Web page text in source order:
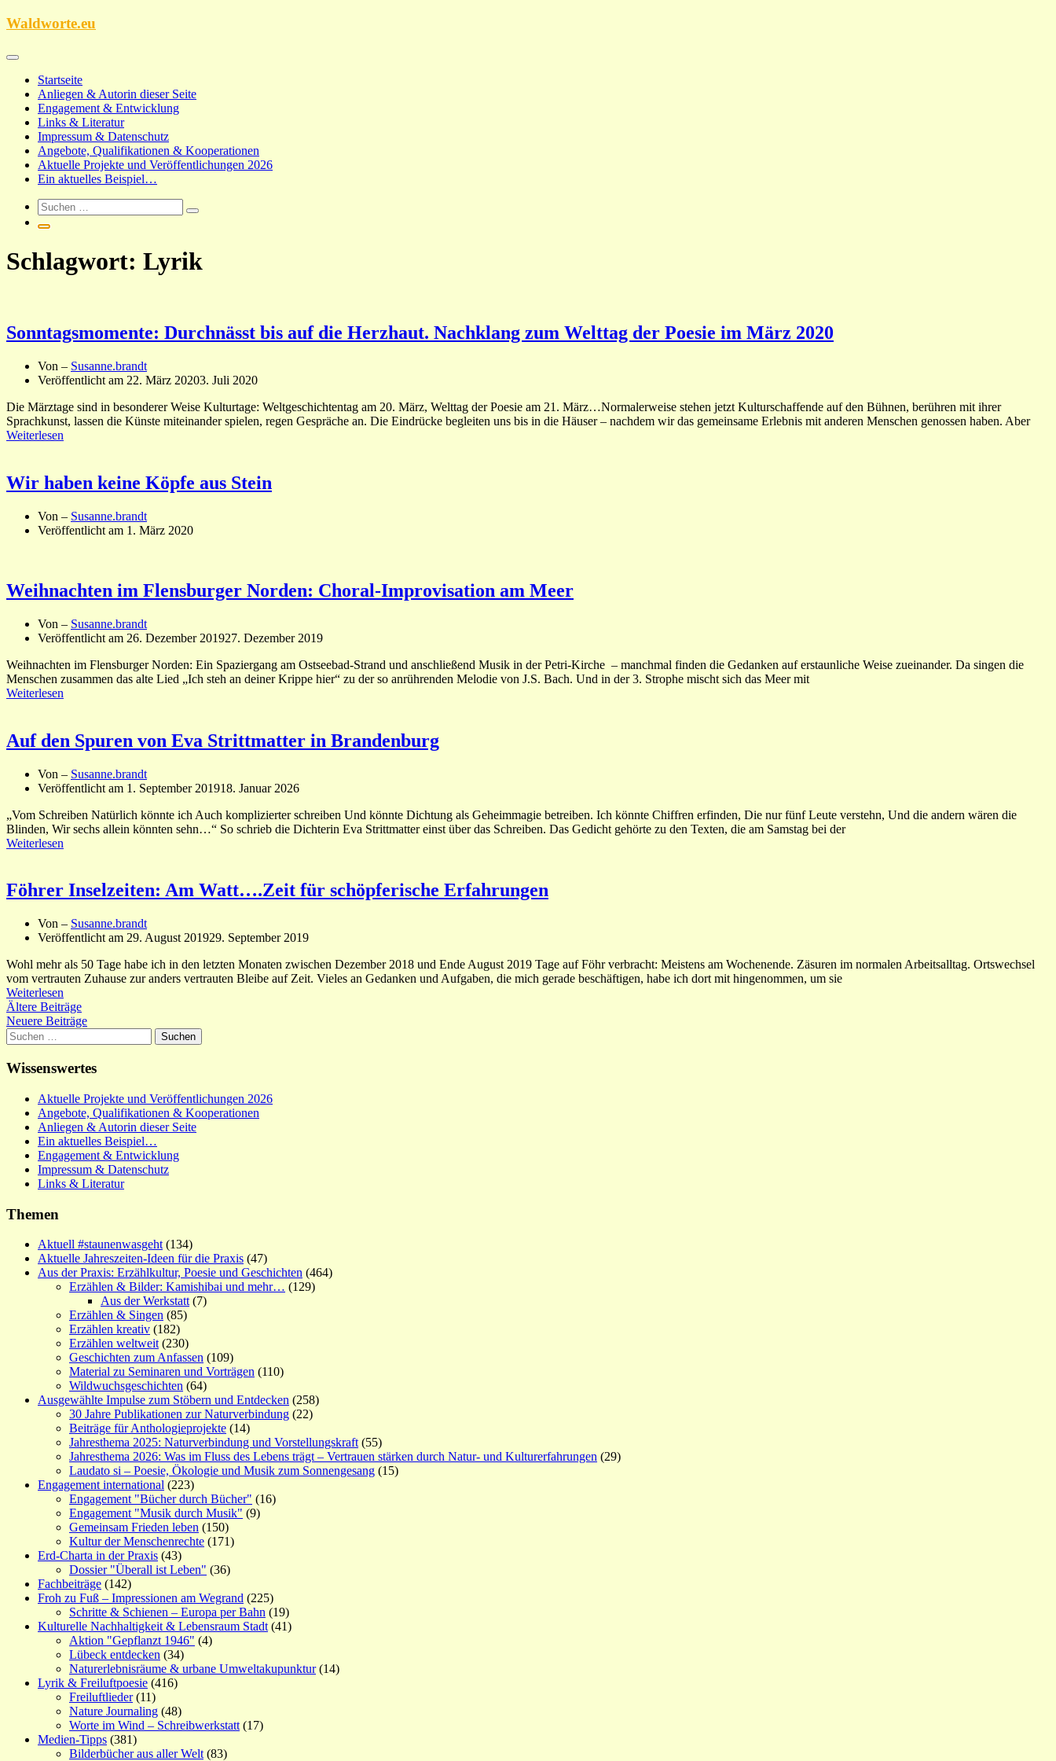
Zum
Waldworte.eu
Startseite
Anliegen & Autorin dieser Seite
Engagement & Entwicklung
Links & Literatur
Impressum & Datenschutz
Angebote, Qualifikationen & Kooperationen
Aktuelle Projekte und Veröffentlichungen 2026
Ein aktuelles Beispiel…
Schlagwort: Lyrik
Sonntagsmomente: Durchnässt bis auf die Herzhaut. Nachklang zum Welttag der Poesie im März 2020
Von – Susanne.brandt
Veröffentlicht am 22. März 20203. Juli 2020
Die Märztage sind in besonderer Weise Kulturtage: Weltgeschichtentag am 20. März, Welttag der Poesie am 21. März…Normalerweise stehen jetzt Kulturschaffende auf den Bühnen, berühren mit ihrer
Sprachkunst, lassen die Künste miteinander spielen, regen Gespräche an. Die Eindrücke begleiten uns bis in die Häuser – nachdem wir das gemeinsame Erlebnis mit anderen Menschen genossen haben. Aber
Weiterlesen
Wir haben keine Köpfe aus Stein
Von – Susanne.brandt
Veröffentlicht am 1. März 2020
Weihnachten im Flensburger Norden: Choral-Improvisation am Meer
Von – Susanne.brandt
Veröffentlicht am 26. Dezember 201927. Dezember 2019
Weihnachten im Flensburger Norden: Ein Spaziergang am Ostseebad-Strand und anschließend Musik in der Petri-Kirche – manchmal finden die Gedanken auf erstaunliche Weise zueinander. Da singen die
Menschen zusammen das alte Lied „Ich steh an deiner Krippe hier“ zu der so anrührenden Melodie von J.S. Bach. Und in der 3. Strophe mischt sich das Meer mit
Weiterlesen
Auf den Spuren von Eva Strittmatter in Brandenburg
Von – Susanne.brandt
Veröffentlicht am 1. September 201918. Januar 2026
„Vom Schreiben Natürlich könnte ich Auch komplizierter schreiben Und könnte Dichtung als Geheimmagie betreiben. Ich könnte Chiffren erfinden, Die nur fünf Leute verstehn, Und die andern wären die
Blinden, Wir sechs allein könnten sehn…“ So schrieb die Dichterin Eva Strittmatter einst über das Schreiben. Das Gedicht gehörte zu den Texten, die am Samstag bei der
Weiterlesen
Föhrer Inselzeiten: Am Watt….Zeit für schöpferische Erfahrungen
Von – Susanne.brandt
Veröffentlicht am 29. August 201929. September 2019
Wohl mehr als 50 Tage habe ich in den letzten Monaten zwischen Dezember 2018 und Ende August 2019 Tage auf Föhr verbracht: Meistens am Wochenende. Zäsuren im normalen Arbeitsalltag. Ortswechsel
vom vertrauten Zuhause zur anders vertrauten Bleibe auf Zeit. Vieles an Gedanken und Aufgaben, die mich gerade beschäftigen, habe ich dort mit hingenommen, um sie
Weiterlesen
Beitragsnavigation
Ältere Beiträge
Neuere Beiträge
Suchen
nach:
Wissenswertes
Aktuelle Projekte und Veröffentlichungen 2026
Angebote, Qualifikationen & Kooperationen
Anliegen & Autorin dieser Seite
Ein aktuelles Beispiel…
Engagement & Entwicklung
Impressum & Datenschutz
Links & Literatur
Themen
Aktuell #staunenwasgeht (134)
Aktuelle Jahreszeiten-Ideen für die Praxis (47)
Aus der Praxis: Erzählkultur, Poesie und Geschichten (464)
Erzählen & Bilder: Kamishibai und mehr… (129)
Aus der Werkstatt (7)
Erzählen & Singen (85)
Erzählen kreativ (182)
Erzählen weltweit (230)
Geschichten zum Anfassen (109)
Material zu Seminaren und Vorträgen (110)
Wildwuchsgeschichten (64)
Ausgewählte Impulse zum Stöbern und Entdecken (258)
30 Jahre Publikationen zur Naturverbindung (22)
Beiträge für Anthologieprojekte (14)
Jahresthema 2025: Naturverbindung und Vorstellungskraft (55)
Jahresthema 2026: Was im Fluss des Lebens trägt – Vertrauen stärken durch Natur- und Kulturerfahrungen (29)
Laudato si – Poesie, Ökologie und Musik zum Sonnengesang (15)
Engagement international (223)
Engagement "Bücher durch Bücher" (16)
Engagement "Musik durch Musik" (9)
Gemeinsam Frieden leben (150)
Kultur der Menschenrechte (171)
Erd-Charta in der Praxis (43)
Dossier "Überall ist Leben" (36)
Fachbeiträge (142)
Froh zu Fuß – Impressionen am Wegrand (225)
Schritte & Schienen – Europa per Bahn (19)
Kulturelle Nachhaltigkeit & Lebensraum Stadt (41)
Aktion "Gepflanzt 1946" (4)
Lübeck entdecken (34)
Naturerlebnisräume & urbane Umweltakupunktur(14)
Lyrik & Freiluftpoesie (416)
Freiluftlieder(11)
Nature Journaling (48)
Worte im Wind – Schreibwerkstatt (17)
Medien-Tipps (381)
Bilderbücher aus aller Welt (83)